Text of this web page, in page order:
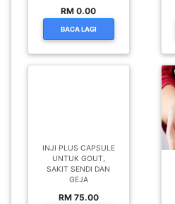
RM 0.00
BACA LAGI
INJI PLUS CAPSULE
UNTUK GOUT,
SAKIT SENDI DAN
GEJA
RM 75.00